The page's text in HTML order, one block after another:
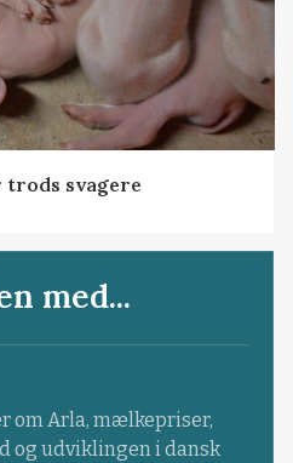
svagere
med...
om Arla, mælkepriser,
og udviklingen i dansk